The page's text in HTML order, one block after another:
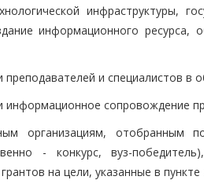
инфраструктуры,
информационного ресурса,
и специалистов в
информационное сопровождение
организациям, отобранным
- конкурс, вуз-
на цели, указанные в